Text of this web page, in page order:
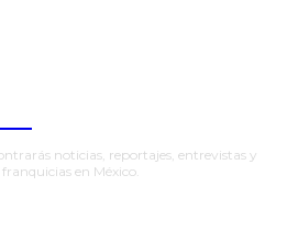
noticias, reportajes, entrevistas y
en México.